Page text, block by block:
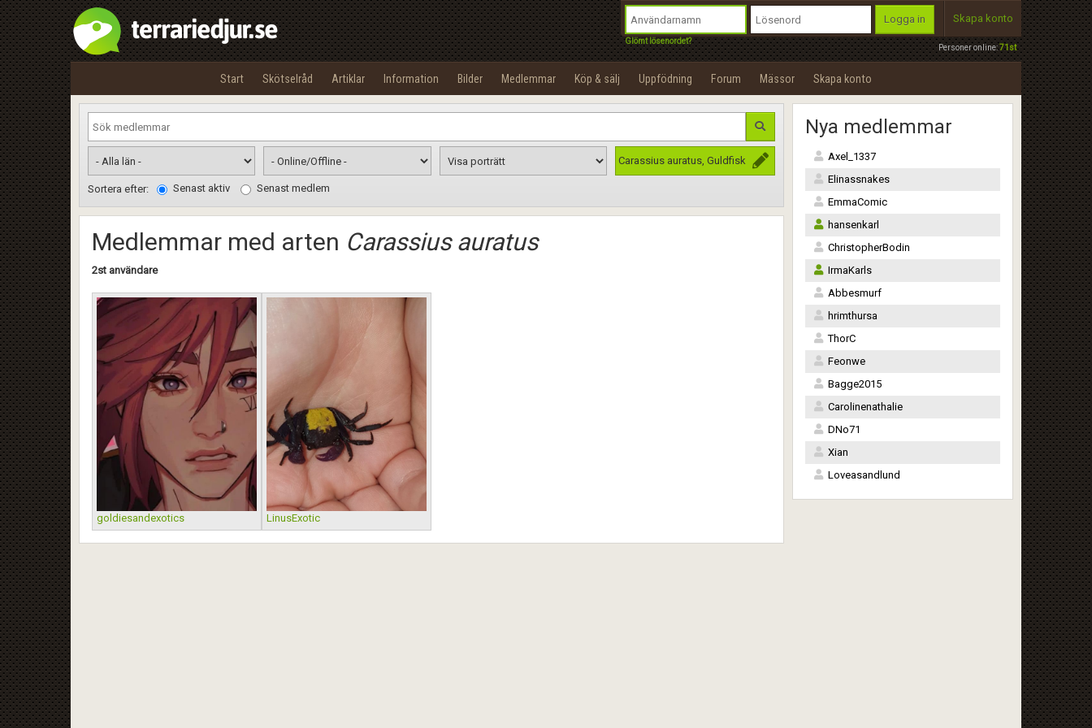
Personer online:71st
Logga in
Glömt lösenordet?
Skapa konto
Start Skötselråd Artiklar Information Bilder Medlemmar Köp & sälj Uppfödning Forum Mässor Skapa konto
Carassius auratus, Guldfisk
Sortera efter: Senast aktiv Senast medlem
Medlemmar med arten Carassius auratus
2st användare
goldiesandexotics LinusExotic
Nya medlemmar
Axel_1337
Elinassnakes
EmmaComic
hansenkarl
ChristopherBodin
IrmaKarls
Abbesmurf
hrimthursa
ThorC
Feonwe
Bagge2015
Carolinenathalie
DNo71
Xian
Loveasandlund
Utför
100%
OK
integritetspolicy
Namn:
Epost:
Användarnamn:
Lösenord:
Terms of Service
Skapa konto
Begär nytt lösenord
Tillbaka till förstasidan